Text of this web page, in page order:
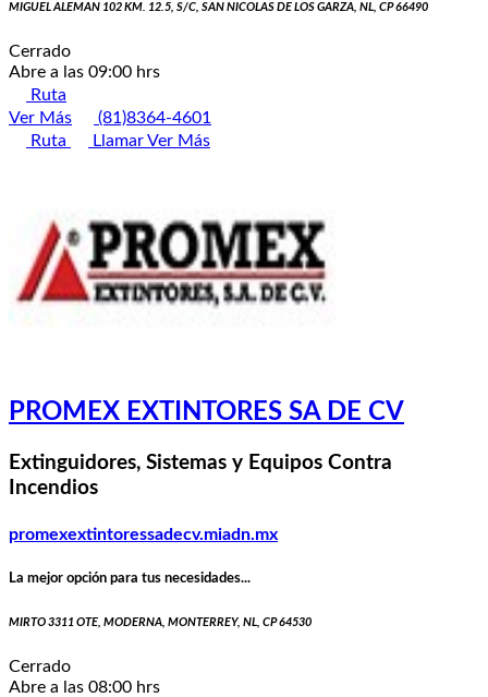
MIGUEL ALEMAN 102 KM. 12.5, S/C, SAN NICOLAS DE LOS GARZA, NL, CP 66490
Cerrado
Abre a las 09:00 hrs
Ruta
Ver Más
(81)8364-4601
Ruta
LlamarVer Más
PROMEX EXTINTORES SA DE CV
Extinguidores, Sistemas y Equipos Contra
Incendios
promexextintoressadecv.miadn.mx
La mejor opción para tus necesidades...
MIRTO 3311 OTE, MODERNA, MONTERREY, NL, CP 64530
Cerrado
Abre a las 08:00 hrs